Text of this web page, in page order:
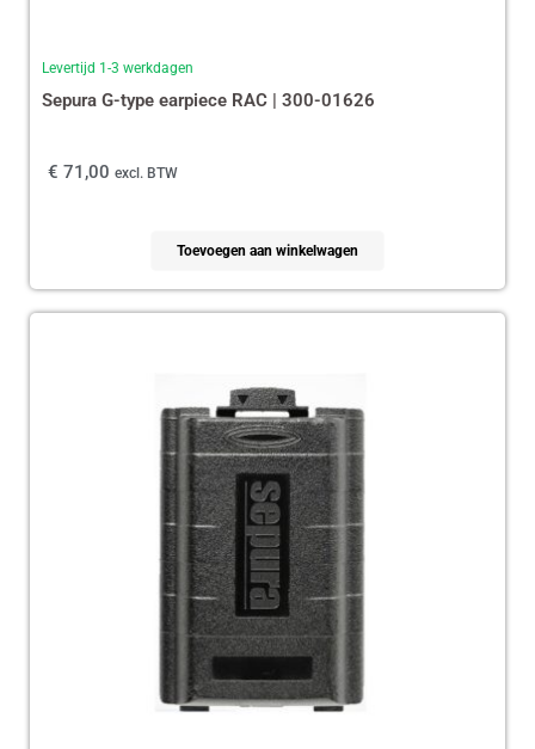
Levertijd 1-3 werkdagen
Sepura G-type earpiece RAC | 300-01626
€ 71,00 excl. BTW
Toevoegen aan winkelwagen